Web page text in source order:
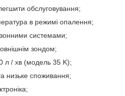
обслуговування;
в режимі опалення;
системами;
зондом;
л / хв (модель 35 K);
низьке споживання;